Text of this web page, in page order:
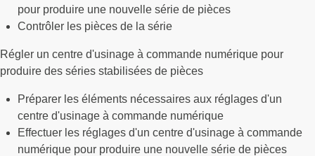
pour produire une nouvelle série de pièces
Contrôler les pièces de la série
Régler un centre d'usinage à commande numérique pour
produire des séries stabilisées de pièces
Préparer les éléments nécessaires aux réglages d'un
centre d'usinage à commande numérique
Effectuer les réglages d'un centre d'usinage à commande
numérique pour produire une nouvelle série de pièces